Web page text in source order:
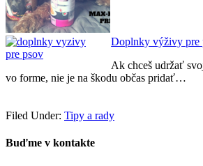
Doplnky výživy pre
Ak chceš udržať
vo forme, nie je na škodu občas pridať…
Filed Under: Tipy a rady
Buďme v kontakte